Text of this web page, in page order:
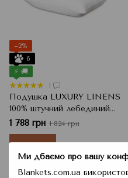
Ми дбаємо про вашу
Blankets.com.ua
−2%
6
⚡ 🚚
1
Подушка LUXURY LINENS
100% штучний лебединий
пух, 50x70 см
1 788 грн 1 824 грн
Купити